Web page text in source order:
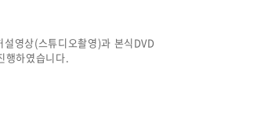
영상(스튜디오촬영)과 본식DVD
행하였습니다.